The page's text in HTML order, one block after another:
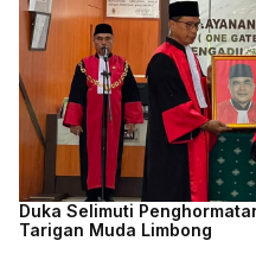
Duka Selimuti
Tarigan Muda Limbong